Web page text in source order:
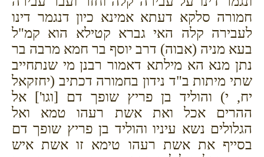
חמורה סלקא דעתא אמינא כיון דנגמר דינו
לעבירה קלה האי גברא קטילא הוא קמ"ל
בעא מניה (אבוה) דרב יוסף בר חמא מרבה בר
נתן מנא הא מילתא דאמור רבנן מי שנתחייב
שתי מיתות ב"ד נידון בחמורה דכתיב (יחזקאל
יח, י) והוליד בן פריץ שופך דם [וגו'] אל
ההרים אכל ואת אשת רעהו טמא ואל
הגלולים נשא עיניו והוליד בן פריץ שופך דם
בסייף את אשת רעהו טימא זו אשת איש